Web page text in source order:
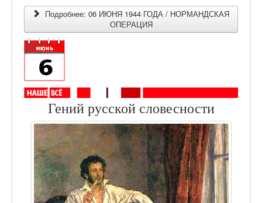
Подробнее: 06 ИЮНЯ 1944 ГОДА / НОРМАНДСКАЯ
ОПЕРАЦИЯ
Гений русской словесности